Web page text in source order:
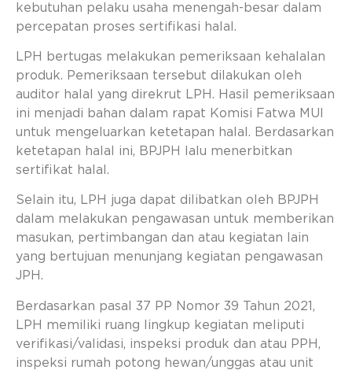
kebutuhan pelaku usaha menengah-besar dalam
percepatan proses sertifikasi halal.
LPH bertugas melakukan pemeriksaan kehalalan
produk. Pemeriksaan tersebut dilakukan oleh
auditor halal yang direkrut LPH. Hasil pemeriksaan
ini menjadi bahan dalam rapat Komisi Fatwa MUI
untuk mengeluarkan ketetapan halal. Berdasarkan
ketetapan halal ini, BPJPH lalu menerbitkan
sertifikat halal.
Selain itu, LPH juga dapat dilibatkan oleh BPJPH
dalam melakukan pengawasan untuk memberikan
masukan, pertimbangan dan atau kegiatan lain
yang bertujuan menunjang kegiatan pengawasan
JPH.
Berdasarkan pasal 37 PP Nomor 39 Tahun 2021,
LPH memiliki ruang lingkup kegiatan meliputi
verifikasi/validasi, inspeksi produk dan atau PPH,
inspeksi rumah potong hewan/unggas atau unit